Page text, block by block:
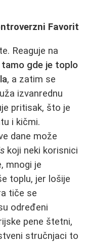
Favorit
Reaguje na
tamo gde je toplo
, a zatim se
izvanrednu
pritisak, što je
i kičmi.
dane može
koji neki korisnici
mnogi je
toplu, jer lošije
tiče se
određeni
pene štetni,
stručnjaci to